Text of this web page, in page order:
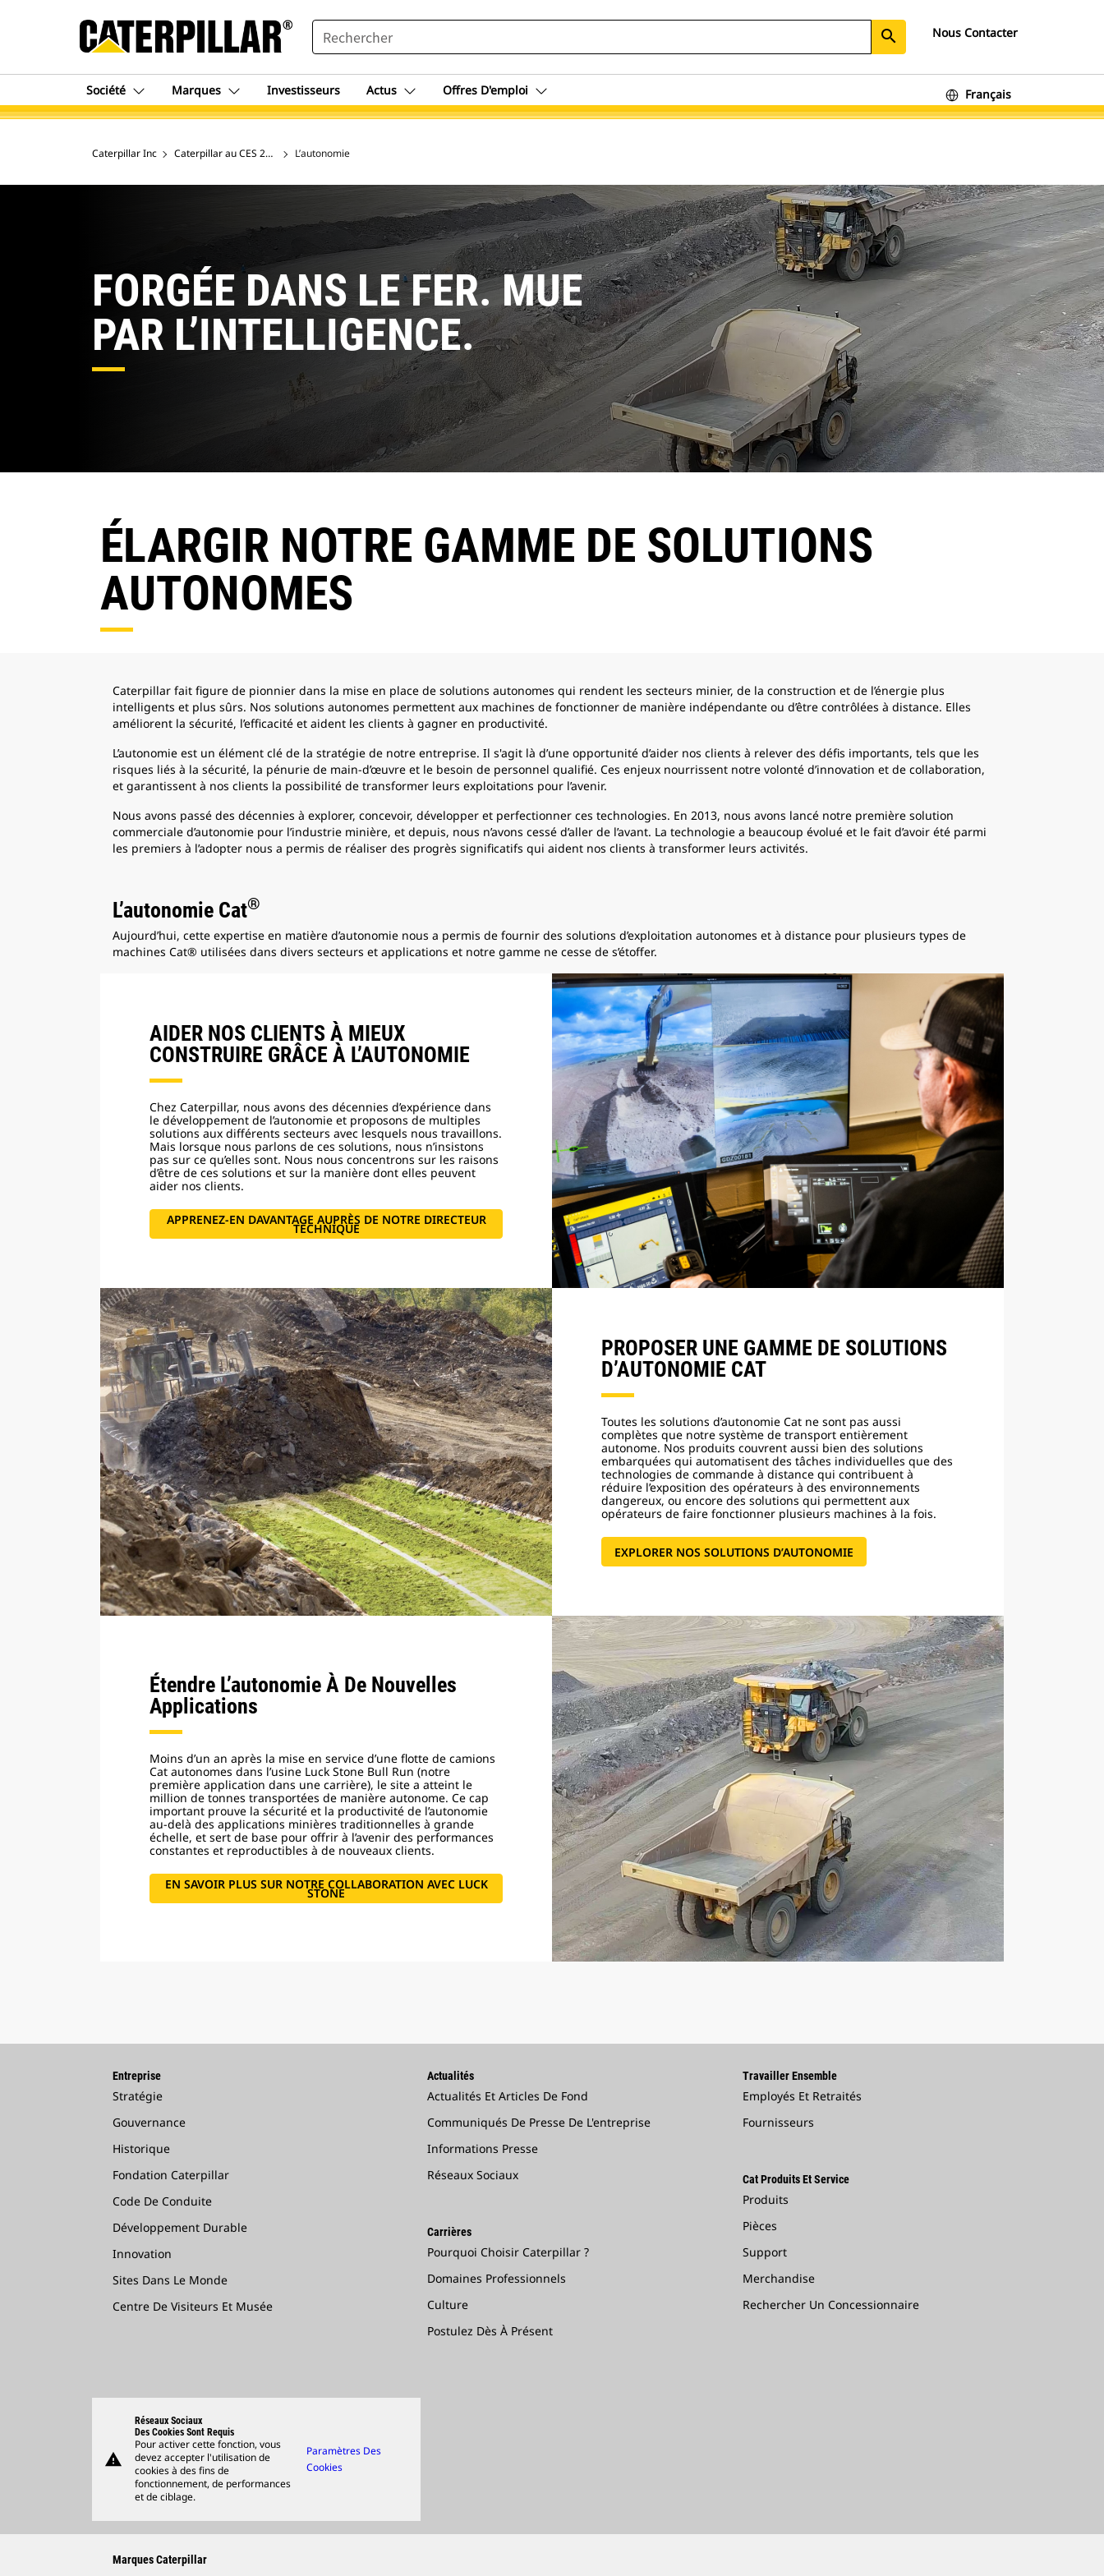
SEARCH search Nous Contacter
Société Marques Investisseurs Actus Offres D'emploi Français
Caterpillar Inc Caterpillar au CES 2026 L’autonomie
FORGÉE DANS LE FER. MUE
PAR L’INTELLIGENCE.
ÉLARGIR NOTRE GAMME DE SOLUTIONS
AUTONOMES
Caterpillar fait figure de pionnier dans la mise en place de solutions autonomes qui rendent les secteurs minier, de la construction et de l’énergie plus
intelligents et plus sûrs. Nos solutions autonomes permettent aux machines de fonctionner de manière indépendante ou d’être contrôlées à distance. Elles
améliorent la sécurité, l’efficacité et aident les clients à gagner en productivité.
L’autonomie est un élément clé de la stratégie de notre entreprise. Il s'agit là d’une opportunité d’aider nos clients à relever des défis importants, tels que les
risques liés à la sécurité, la pénurie de main-d’œuvre et le besoin de personnel qualifié. Ces enjeux nourrissent notre volonté d’innovation et de collaboration,
et garantissent à nos clients la possibilité de transformer leurs exploitations pour l’avenir.
Nous avons passé des décennies à explorer, concevoir, développer et perfectionner ces technologies. En 2013, nous avons lancé notre première solution
commerciale d’autonomie pour l’industrie minière, et depuis, nous n’avons cessé d’aller de l’avant. La technologie a beaucoup évolué et le fait d’avoir été parmi
les premiers à l’adopter nous a permis de réaliser des progrès significatifs qui aident nos clients à transformer leurs activités.
L’autonomie Cat®
Aujourd’hui, cette expertise en matière d’autonomie nous a permis de fournir des solutions d’exploitation autonomes et à distance pour plusieurs types de
machines Cat® utilisées dans divers secteurs et applications et notre gamme ne cesse de s’étoffer.
AIDER NOS CLIENTS À MIEUX
CONSTRUIRE GRÂCE À L’AUTONOMIE
Chez Caterpillar, nous avons des décennies d’expérience dans
le développement de l’autonomie et proposons de multiples
solutions aux différents secteurs avec lesquels nous travaillons.
Mais lorsque nous parlons de ces solutions, nous n’insistons
pas sur ce qu’elles sont. Nous nous concentrons sur les raisons
d’être de ces solutions et sur la manière dont elles peuvent
aider nos clients.
APPRENEZ-EN DAVANTAGE AUPRÈS DE NOTRE DIRECTEUR
TECHNIQUE
PROPOSER UNE GAMME DE SOLUTIONS
D’AUTONOMIE CAT
Toutes les solutions d’autonomie Cat ne sont pas aussi
complètes que notre système de transport entièrement
autonome. Nos produits couvrent aussi bien des solutions
embarquées qui automatisent des tâches individuelles que des
technologies de commande à distance qui contribuent à
réduire l’exposition des opérateurs à des environnements
dangereux, ou encore des solutions qui permettent aux
opérateurs de faire fonctionner plusieurs machines à la fois.
EXPLORER NOS SOLUTIONS D’AUTONOMIE
Étendre L’autonomie À De Nouvelles
Applications
Moins d’un an après la mise en service d’une flotte de camions
Cat autonomes dans l’usine Luck Stone Bull Run (notre
première application dans une carrière), le site a atteint le
million de tonnes transportées de manière autonome. Ce cap
important prouve la sécurité et la productivité de l’autonomie
au-delà des applications minières traditionnelles à grande
échelle, et sert de base pour offrir à l’avenir des performances
constantes et reproductibles à de nouveaux clients.
EN SAVOIR PLUS SUR NOTRE COLLABORATION AVEC LUCK
STONE
Entreprise
Stratégie
Gouvernance
Historique
Fondation Caterpillar
Code De Conduite
Développement Durable
Innovation
Sites Dans Le Monde
Centre De Visiteurs Et Musée
Actualités
Actualités Et Articles De Fond
Communiqués De Presse De L'entreprise
Informations Presse
Réseaux Sociaux
Carrières
Pourquoi Choisir Caterpillar ?
Domaines Professionnels
Culture
Postulez Dès À Présent
Travailler Ensemble
Employés Et Retraités
Fournisseurs
Cat Produits Et Service
Produits
Pièces
Support
Merchandise
Rechercher Un Concessionnaire
warning
Réseaux Sociaux
Des Cookies Sont Requis
Pour activer cette fonction, vous
devez accepter l'utilisation de
cookies à des fins de
fonctionnement, de performances
et de ciblage.
Paramètres Des
Cookies
Marques Caterpillar